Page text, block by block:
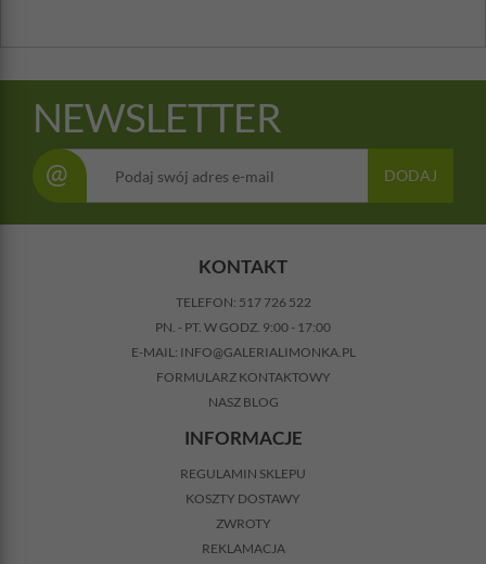
NEWSLETTER
@ DODAJ
KONTAKT
TELEFON: 517 726 522
PN. - PT. W GODZ. 9:00 - 17:00
E-MAIL: INFO@GALERIALIMONKA.PL
FORMULARZ KONTAKTOWY
NASZ BLOG
INFORMACJE
REGULAMIN SKLEPU
KOSZTY DOSTAWY
ZWROTY
REKLAMACJA